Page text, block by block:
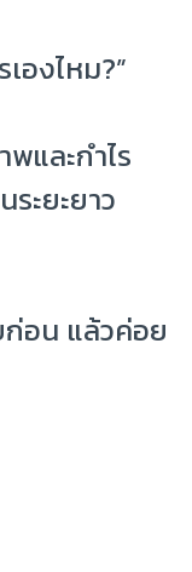
องไหม?”
และกำไร
ะยะยาว
ก่อน แล้วค่อย